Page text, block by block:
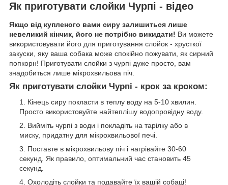
Як приготувати слойки Чурпі - відео
Якщо від купленого вами сиру залишиться лише
невеликий кінчик, його не потрібно викидати! Ви можете
використовувати його для приготування слойок - хрусткої
закуски, яку ваша собака може спокійно пожувати, як сирний
попкорн! Приготувати слойки з чурпі дуже просто, вам
знадобиться лише мікрохвильова піч.
Як приготувати слойки Чурпі - крок за кроком:
Кінець сиру покласти в теплу воду на 5-10 хвилин.
Просто використовуйте найтеплішу водопровідну воду.
Вийміть чурпі з води і покладіть на тарілку або в
миску, придатну для мікрохвильової печі.
Поставте в мікрохвильову піч і нагрівайте 30-60
секунд. Як правило, оптимальний час становить 45
секунд.
Охолодіть слойки та подавайте їх вашій собаці!